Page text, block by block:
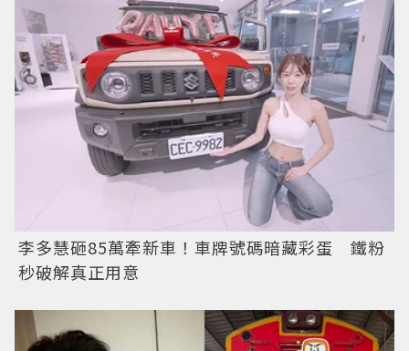
李多慧砸85萬牽新車！車牌號碼暗藏彩蛋 鐵粉
秒破解真正用意